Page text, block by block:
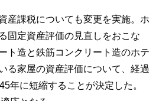
産課税についても変更を実施。ホ
固定資産評価の見直しをおこな
ト造と鉄筋コンクリート造のホテ
る家屋の資産評価について、経過
年に短縮することが決定した。